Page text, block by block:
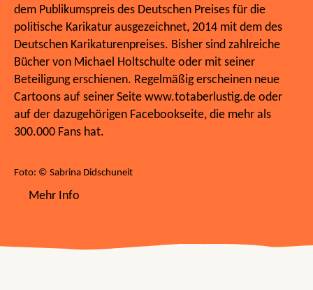
dem Publikumspreis des Deutschen Preises für die
politische Karikatur ausgezeichnet, 2014 mit dem des
Deutschen Karikaturenpreises. Bisher sind zahlreiche
Bücher von Michael Holtschulte oder mit seiner
Beteiligung erschienen. Regelmäßig erscheinen neue
Cartoons auf seiner Seite www.totaberlustig.de oder
auf der dazugehörigen Facebookseite, die mehr als
300.000 Fans hat.
Foto: © Sabrina Didschuneit
Mehr Info